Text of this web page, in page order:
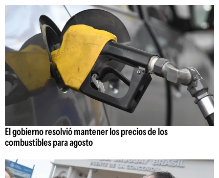
El gobierno resolvió mantener los precios de los
combustibles para agosto